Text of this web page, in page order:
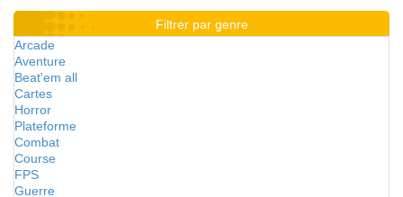
Filtrer par genre
Arcade
Aventure
Beat'em all
Cartes
Horror
Plateforme
Combat
Course
FPS
Guerre